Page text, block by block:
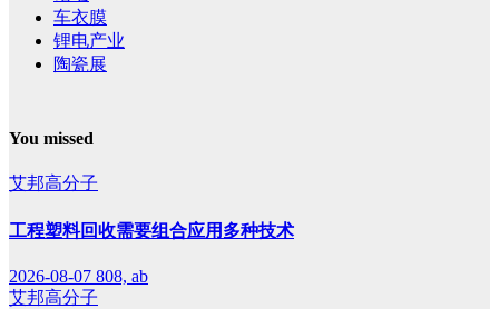
车衣膜
锂电产业
陶瓷展
You missed
艾邦高分子
工程塑料回收需要组合应用多种技术
2026-08-07 808, ab
艾邦高分子